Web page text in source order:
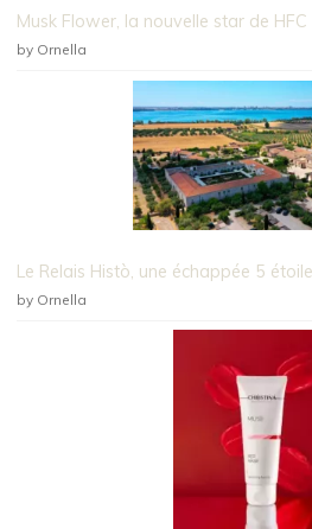
Musk Flower, la nouvelle star de HFC
by Ornella
Le Relais Histò, une échappée 5
by Ornella